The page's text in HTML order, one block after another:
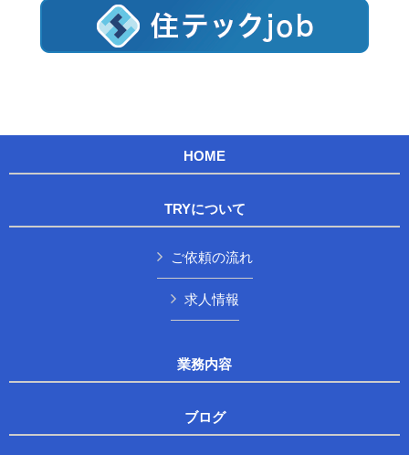
HOME
TRYについて
ご依頼の流れ
求人情報
業務内容
ブログ